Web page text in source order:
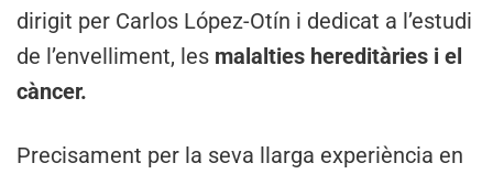
dirigit per Carlos López-Otín i dedicat a l’estudi
de l’envelliment, les malalties hereditàries i el
càncer.
Precisament per la seva llarga experiència en